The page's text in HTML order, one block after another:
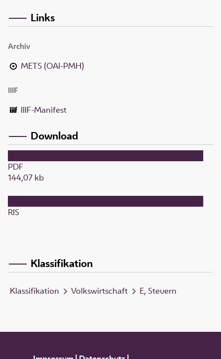
Links
Archiv
METS (OAI-PMH)
IIIF
IIIF-Manifest
Download
PDF
144,07 kb
RIS
Klassifikation
Klassifikation Volkswirtschaft E, Steuern